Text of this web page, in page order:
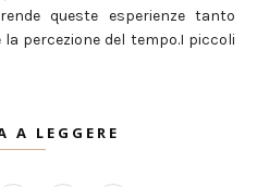
queste esperienze tanto
percezione del tempo.I piccoli
A LEGGERE